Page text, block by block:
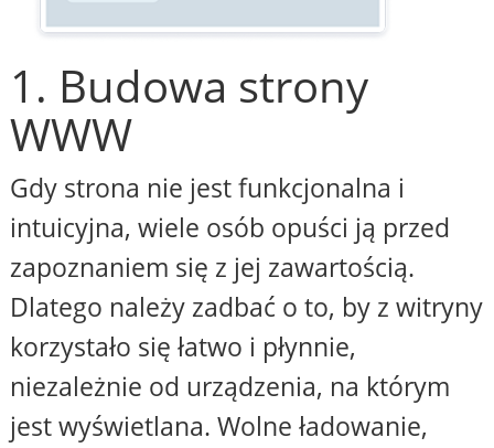
1. Budowa strony
WWW
Gdy strona nie jest funkcjonalna i
intuicyjna, wiele osób opuści ją przed
zapoznaniem się z jej zawartością.
Dlatego należy zadbać o to, by z witryny
korzystało się łatwo i płynnie,
niezależnie od urządzenia, na którym
jest wyświetlana. Wolne ładowanie,